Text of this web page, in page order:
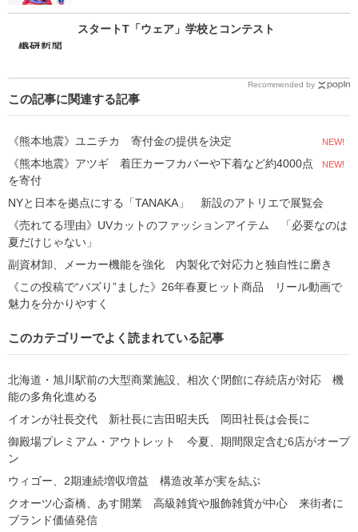
スタートT「ウェア」学校とコンテスト
Recommended by
この記事に関連する記事
《熊本地震》ユニチカ 寄付金の提供を決定 NEW!
《熊本地震》アツギ 着圧カーフカバーや下着など約4000点
を寄付
NEW!
NYと日本を拠点にする「TANAKA」 新設のアトリエで展覧会
《売れてる理由》UVカットのファッションアイテム 「必要なのは
夏だけじゃない」
副資材卸、メーカー機能を強化 内製化で対応力と独自性に磨き
《この投稿で“バズり”ました》26年春夏ヒット商品 リール動画で
魅力を分かりやすく
このカテゴリーでよく読まれている記事
北海道・旭川駅前の大型商業施設、相次ぐ閉館に存続店が対応 機
能の多角化進める
イオンが社長交代 新社長に吉田昭夫氏 岡田社長は会長に
御殿場プレミアム・アウトレット 今夏、期間限定含む6店がオープ
ン
ウィゴー、2期連続増収増益 構造改革が実を結ぶ
クオーツ心斎橋、あす開業 高級雑貨や服飾雑貨が中心 来街者に
ブランド価値発信